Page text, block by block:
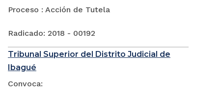
Proceso : Acción de Tutela
Radicado: 2018 - 00192
Tribunal Superior del Distrito Judicial de
Ibagué
Convoca: